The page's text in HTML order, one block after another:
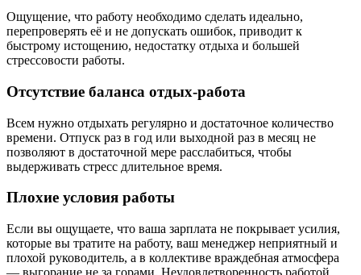
Ощущение, что работу необходимо сделать идеально,
перепроверять её и не допускать ошибок, приводит к
быстрому истощению, недостатку отдыха и большей
стрессовости работы.
Отсутствие баланса отдых-работа
Всем нужно отдыхать регулярно и достаточное количество
времени. Отпуск раз в год или выходной раз в месяц не
позволяют в достаточной мере расслабиться, чтобы
выдерживать стресс длительное время.
Плохие условия работы
Если вы ощущаете, что ваша зарплата не покрывает усилия,
которые вы тратите на работу, ваш менеджер неприятный и
плохой руководитель, а в коллективе враждебная атмосфера